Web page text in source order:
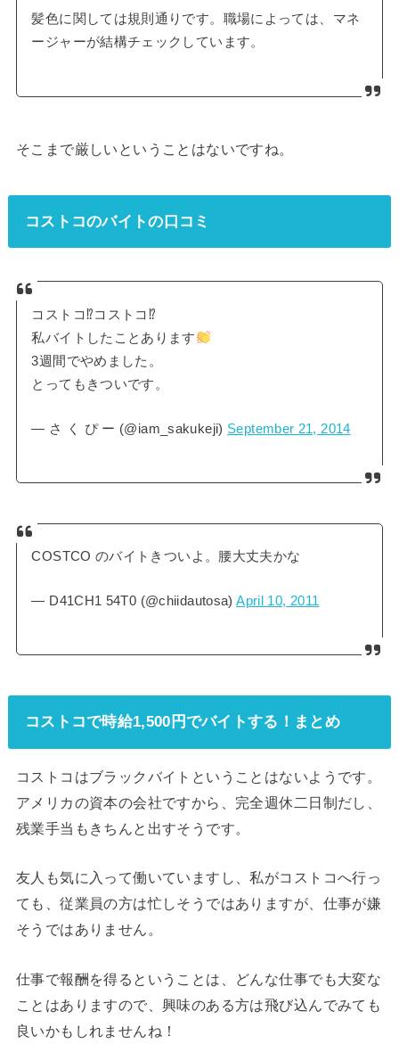
髪色に関しては規則通りです。職場によっては、マネ
ージャーが結構チェックしています。
そこまで厳しいということはないですね。
コストコのバイトの口コミ
コストコ⁉︎コストコ⁉︎
私バイトしたことあります
3週間でやめました。
とってもきついです。
— さ く ぴ ー (@iam_sakukeji) September 21, 2014
COSTCO のバイトきついよ。腰大丈夫かな
— D41CH1 54T0 (@chiidautosa)April 10, 2011
コストコで時給1,500円でバイトする！まとめ
コストコはブラックバイトということはないようです。
アメリカの資本の会社ですから、完全週休二日制だし、
残業手当もきちんと出すそうです。
友人も気に入って働いていますし、私がコストコへ行っ
ても、従業員の方は忙しそうではありますが、仕事が嫌
そうではありません。
仕事で報酬を得るということは、どんな仕事でも大変な
ことはありますので、興味のある方は飛び込んでみても
良いかもしれませんね！